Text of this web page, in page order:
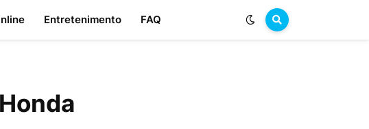
Entretenimento FAQ